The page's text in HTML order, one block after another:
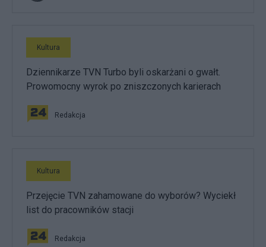
Kultura
Dziennikarze TVN Turbo byli oskarżani o gwałt.
Prowomocny wyrok po zniszczonych karierach
Redakcja
Kultura
Przejęcie TVN zahamowane do wyborów? Wyciekł
list do pracowników stacji
Redakcja